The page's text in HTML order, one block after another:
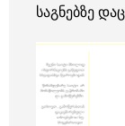
საგნებზე